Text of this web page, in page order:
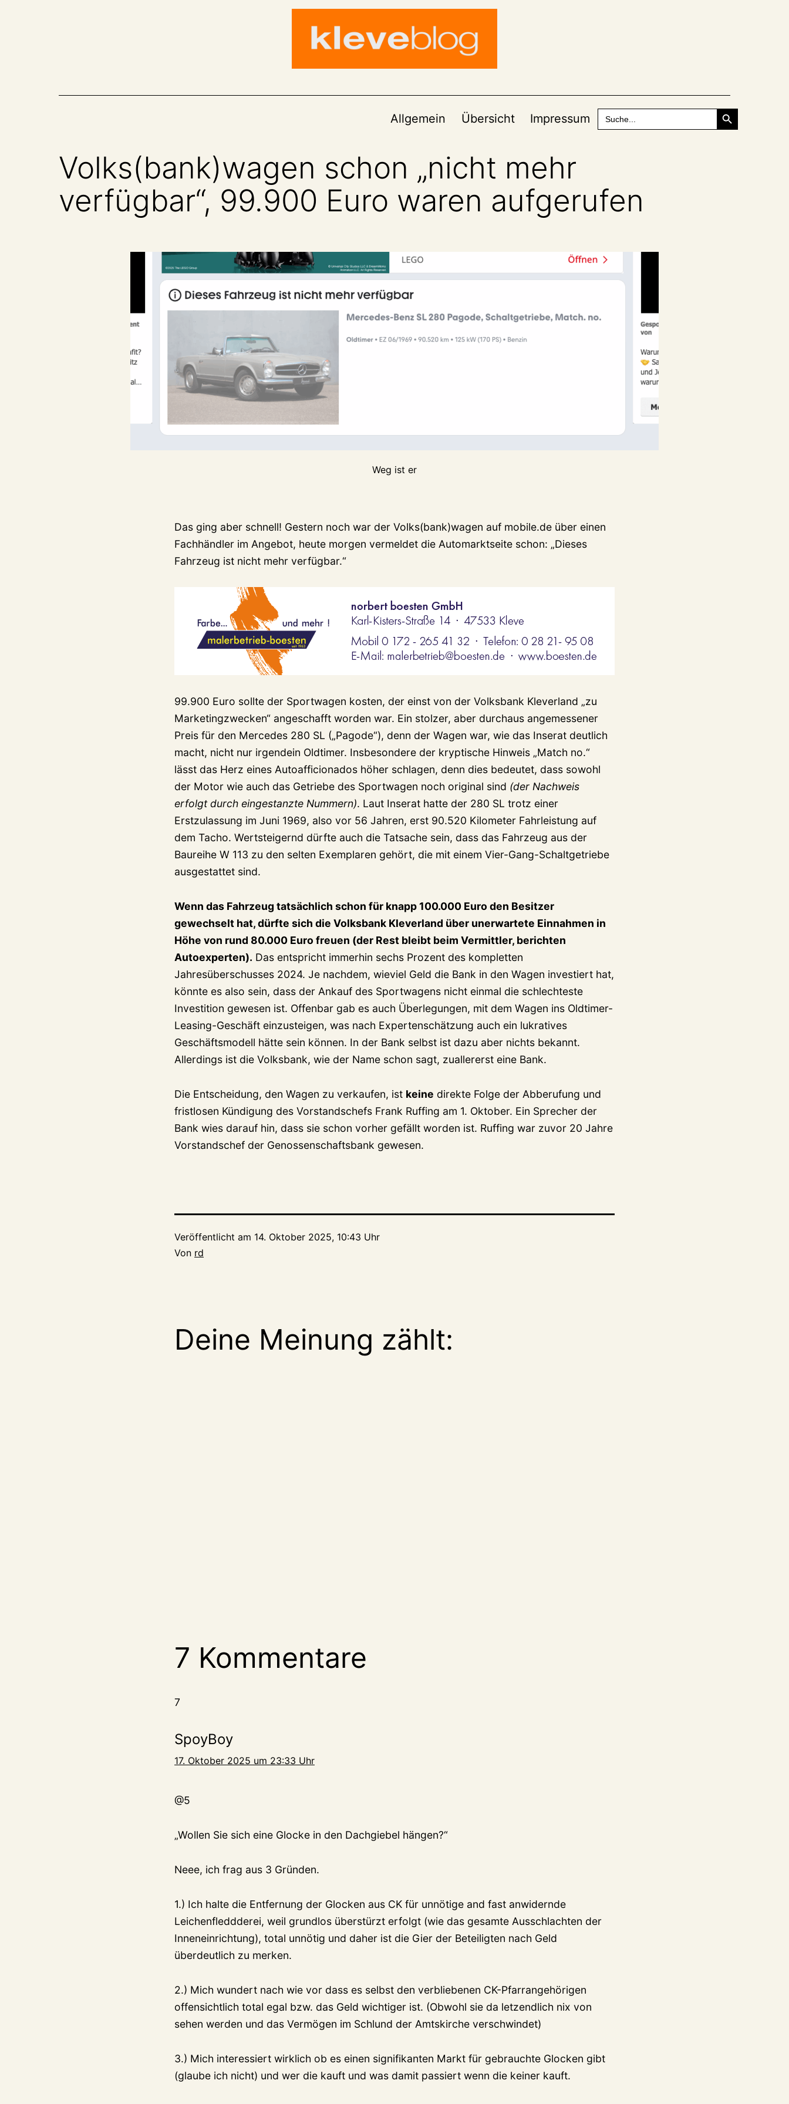
Allgemein Übersicht Impressum
Search
for:
Search Button
Volks(bank)wagen schon „nicht mehr
verfügbar“, 99.900 Euro waren aufgerufen
Weg ist er
Das ging aber schnell! Gestern noch war der Volks(bank)wagen auf mobile.de über einen
Fachhändler im Angebot, heute morgen vermeldet die Automarktseite schon: „Dieses
Fahrzeug ist nicht mehr verfügbar.“
99.900 Euro sollte der Sportwagen kosten, der einst von der Volksbank Kleverland „zu
Marketingzwecken“ angeschafft worden war. Ein stolzer, aber durchaus angemessener
Preis für den Mercedes 280 SL („Pagode“), denn der Wagen war, wie das Inserat deutlich
macht, nicht nur irgendein Oldtimer. Insbesondere der kryptische Hinweis „Match no.“
lässt das Herz eines Autoafficionados höher schlagen, denn dies bedeutet, dass sowohl
der Motor wie auch das Getriebe des Sportwagen noch original sind (der Nachweis
erfolgt durch eingestanzte Nummern). Laut Inserat hatte der 280 SL trotz einer
Erstzulassung im Juni 1969, also vor 56 Jahren, erst 90.520 Kilometer Fahrleistung auf
dem Tacho. Wertsteigernd dürfte auch die Tatsache sein, dass das Fahrzeug aus der
Baureihe W 113 zu den selten Exemplaren gehört, die mit einem Vier-Gang-Schaltgetriebe
ausgestattet sind.
Wenn das Fahrzeug tatsächlich schon für knapp 100.000 Euro den Besitzer
gewechselt hat, dürfte sich die Volksbank Kleverland über unerwartete Einnahmen in
Höhe von rund 80.000 Euro freuen (der Rest bleibt beim Vermittler, berichten
Autoexperten). Das entspricht immerhin sechs Prozent des kompletten
Jahresüberschusses 2024. Je nachdem, wieviel Geld die Bank in den Wagen investiert hat,
könnte es also sein, dass der Ankauf des Sportwagens nicht einmal die schlechteste
Investition gewesen ist. Offenbar gab es auch Überlegungen, mit dem Wagen ins Oldtimer-
Leasing-Geschäft einzusteigen, was nach Expertenschätzung auch ein lukratives
Geschäftsmodell hätte sein können. In der Bank selbst ist dazu aber nichts bekannt.
Allerdings ist die Volksbank, wie der Name schon sagt, zuallererst eine Bank.
Die Entscheidung, den Wagen zu verkaufen, ist keine direkte Folge der Abberufung und
fristlosen Kündigung des Vorstandschefs Frank Ruffing am 1. Oktober. Ein Sprecher der
Bank wies darauf hin, dass sie schon vorher gefällt worden ist. Ruffing war zuvor 20 Jahre
Vorstandschef der Genossenschaftsbank gewesen.
Veröffentlicht am 14. Oktober 2025, 10:43 Uhr
Von rd
Deine Meinung zählt:
7 Kommentare
7
SpoyBoy
17. Oktober 2025 um 23:33 Uhr
@5
„Wollen Sie sich eine Glocke in den Dachgiebel hängen?“
Neee, ich frag aus 3 Gründen.
1.) Ich halte die Entfernung der Glocken aus CK für unnötige and fast anwidernde
Leichenfleddderei, weil grundlos überstürzt erfolgt (wie das gesamte Ausschlachten der
Inneneinrichtung), total unnötig und daher ist die Gier der Beteiligten nach Geld
überdeutlich zu merken.
2.) Mich wundert nach wie vor dass es selbst den verbliebenen CK-Pfarrangehörigen
offensichtlich total egal bzw. das Geld wichtiger ist. (Obwohl sie da letzendlich nix von
sehen werden und das Vermögen im Schlund der Amtskirche verschwindet)
3.) Mich interessiert wirklich ob es einen signifikanten Markt für gebrauchte Glocken gibt
(glaube ich nicht) und wer die kauft und was damit passiert wenn die keiner kauft.